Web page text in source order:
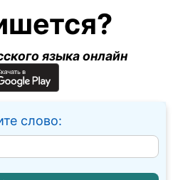
языка онлайн
слово: